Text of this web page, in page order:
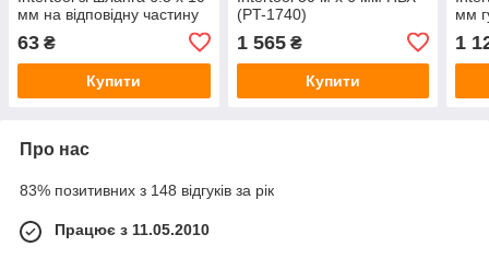
мм на відповідну частину
63 ₴
Купити
(PT-1740)
1 565₴
Купити
мм
1
Про нас
83% позитивних з 148 відгуків за рік
Працює з 11.05.2010